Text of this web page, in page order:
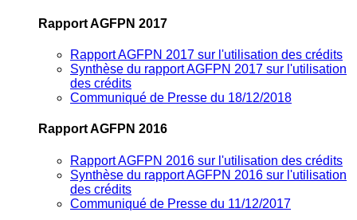
Rapport AGFPN 2017
Rapport AGFPN 2017 sur l'utilisation des crédits
Synthèse du rapport AGFPN 2017 sur l'utilisation
des crédits
Communiqué de Presse du 18/12/2018
Rapport AGFPN 2016
Rapport AGFPN 2016 sur l'utilisation des crédits
Synthèse du rapport AGFPN 2016 sur l'utilisation
des crédits
Communiqué de Presse du 11/12/2017